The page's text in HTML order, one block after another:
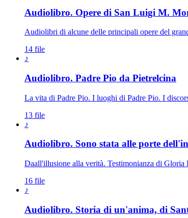
Audiolibro. Opere di San Luigi M.
Audiolibri di alcune delle principali opere del
14 file
♪
Audiolibro. Padre Pio da Pietrelcina
La vita di Padre Pio. I luoghi di Padre Pio. I
13 file
♪
Audiolibro. Sono stata alle porte
Daall'illusione alla verità. Testimonianza di Gloria
16 file
♪
Audiolibro. Storia di un'anima, di